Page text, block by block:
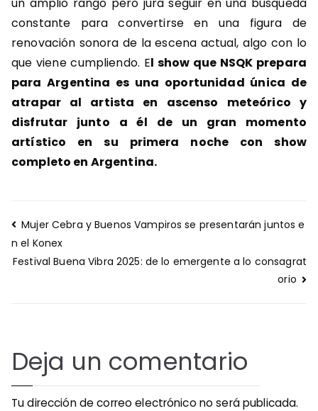
un amplio rango pero jura seguir en una búsqueda
constante para convertirse en una figura de
renovación sonora de la escena actual, algo con lo
que viene cumpliendo. El show que NSQK prepara
para Argentina es una oportunidad única de
atrapar al artista en ascenso meteórico y
disfrutar junto a él de un gran momento
artístico en su primera noche con show
completo en Argentina.
Navegación
de
entradas
Mujer Cebra y Buenos Vampiros se presentarán juntos e
n el Konex
Festival Buena Vibra 2025: de lo emergente a lo consagrat
orio
Deja un comentario
Tu dirección de correo electrónico no será publicada.